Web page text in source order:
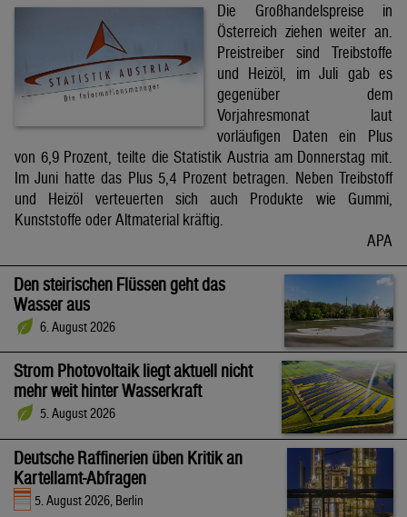
Die Großhandelspreise in
Österreich ziehen weiter an.
Preistreiber sind Treibstoffe
und Heizöl, im Juli gab es
gegenüber dem
Vorjahresmonat laut
vorläufigen Daten ein Plus
von 6,9 Prozent, teilte die Statistik Austria am Donnerstag mit.
Im Juni hatte das Plus 5,4 Prozent betragen. Neben Treibstoff
und Heizöl verteuerten sich auch Produkte wie Gummi,
Kunststoffe oder Altmaterial kräftig.
APA
Den steirischen Flüssen geht das
Wasser aus
6. August 2026
Strom Photovoltaik liegt aktuell nicht
mehr weit hinter Wasserkraft
5. August 2026
Deutsche Raffinerien üben Kritik an
Kartellamt-Abfragen
5. August 2026, Berlin